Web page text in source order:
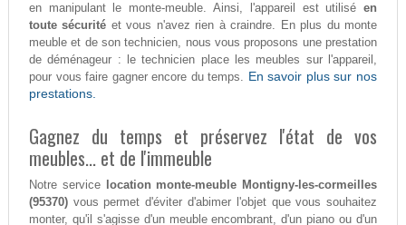
en manipulant le monte-meuble. Ainsi, l'appareil est utiliséen
toute sécurité et vous n'avez rien à craindre. En plus du monte
meuble et de son technicien, nous vous proposons une prestation
de déménageur : le technicien place les meubles sur l'appareil,
pour vous faire gagner encore du temps. En savoir plus sur nos
prestations.
Gagnez du temps et préservez l'état de vos
meubles... et de l'immeuble
Notre service
location monte-meuble Montigny-les-cormeilles
(95370)vous permet d'éviter d'abimer l'objet que vous souhaitez
monter, qu'il s'agisse d'un meuble encombrant, d'un piano ou d'un